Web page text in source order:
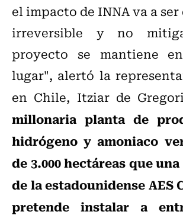
el impacto de INNA va a
irreversible y no
proyecto se mantiene
lugar", alertó la
en Chile, Itziar de
millonaria planta de
hidrógeno y amoniaco
de 3.000 hectáreas que
de la estadounidense AES
pretende instalar a